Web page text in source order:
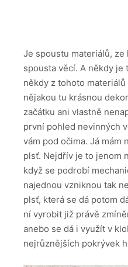
Je spoustu materiálů,
spousta věcí. A někdy je
někdy z tohoto
nějakou tu krásnou
začátku ani vlastně
první pohled nevinných
vám pod očima. Já mám
plsť. Nejdřív je to jenom
když se podrobí
najednou vzniknou tak
plsť, která se dá potom
ní vyrobit již právě
anebo se dá i využít v
nejrůznějších pokrývek